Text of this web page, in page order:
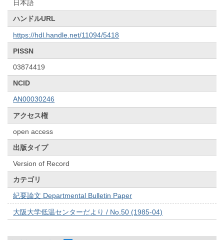
日本語
ハンドルURL
https://hdl.handle.net/11094/5418
PISSN
03874419
NCID
AN00030246
アクセス権
open access
出版タイプ
Version of Record
カテゴリ
紀要論文 Departmental Bulletin Paper
大阪大学低温センターだより / No.50 (1985-04)